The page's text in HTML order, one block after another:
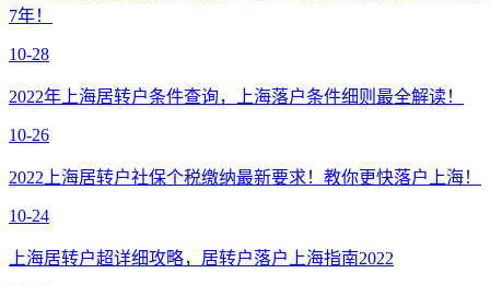
7年！
10-28
2022年上海居转户条件查询，上海落户条件细则最全解读！
10-26
2022上海居转户社保个税缴纳最新要求！教你更快落户上海！
10-24
上海居转户超详细攻略，居转户落户上海指南2022